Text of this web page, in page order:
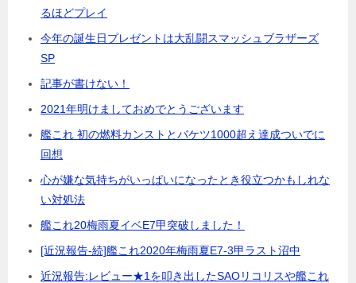
るほどプレイ
今年の誕生日プレゼントは大乱闘スマッシュブラザーズ
SP
記事が書けない！
2021年明けましておめでとうございます
艦これ 初の燃料カンストとバケツ1000超え達成ついでに
回想
心が嫌な気持ちがいっぱいになったとき役立つかもしれな
い対処法
艦これ20梅雨夏イベE7甲突破しました！
[近況報告-続]艦これ2020年梅雨夏E7-3甲ラスト沼中
近況報告:レビュー★1を叩き出したSAOリコリスや艦これ